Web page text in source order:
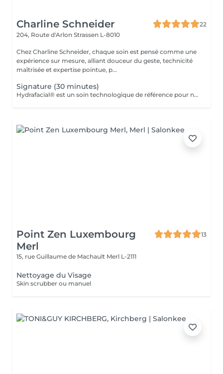
Charline Schneider
22
204, Route d'Arlon Strassen L-8010
Chez Charline Schneider, chaque soin est pensé comme une
expérience sur mesure, alliant douceur du geste, technicité
maîtrisée et expertise pointue, p...
Signature (30 minutes)
Hydrafacial® est un soin technologique de référence pour nettoyer, purifier et hydrater la peau en profondeur. Son protocole exclusif repose sur 3 étapes essentielles : Nettoyer & exfolier Extraire & purifier Infuser & hydrater Résultat immédiat : une peau plus nette, plus lisse, plus lumineuse et durablement revitalisée. Ce soin n'est pas adapté aux femmes enceintes ou allaitantes, ainsi qu'aux personnes allergiques aux algues ou à l'aspirine.
Point Zen Luxembourg
Merl
13
15, rue Guillaume de Machault Merl L-2111
Nettoyage du Visage
Skin scrubber ou manuel